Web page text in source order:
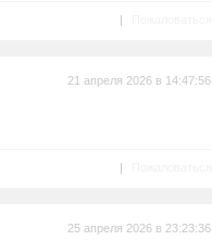
|
21 апреля 2026 в 14:47:56
|
25 апреля 2026 в 23:23:36